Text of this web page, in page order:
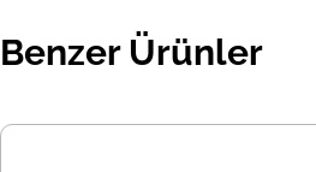
Benzer Ürünler